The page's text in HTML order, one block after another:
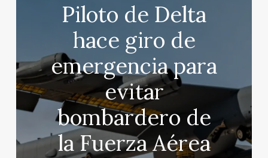
Piloto de Delta
hace giro de
emergencia para
evitar
bombardero de
la Fuerza Aérea